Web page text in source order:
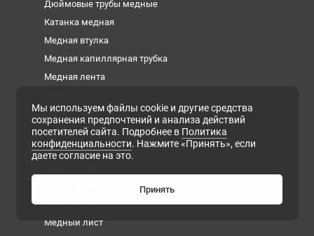
Дюймовые трубы медные
Катанка медная
Медная втулка
Медная капиллярная трубка
Медная лента
Медная проволока
Медная труба
Медная фольга
Медный круг
Медный лист
Мы используем файлы cookie и другие средства
сохранения предпочтений и анализа действий
посетителей сайта. Подробнее в Политика
конфиденциальности. Нажмите «Принять», если
даете согласие на это.
Принять